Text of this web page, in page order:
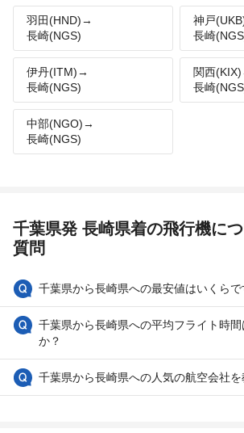
羽田(HND)→
長崎(NGS)
神戸
長崎
伊丹(ITM)→
長崎(NGS)
関西
長崎
中部(NGO)→
長崎(NGS)
千葉県発 長崎県着の飛行機に
質問
千葉県から長崎県への最安値はいくらで
千葉県から長崎県への平均フライト時
か？
千葉県から長崎県への人気の航空会社を